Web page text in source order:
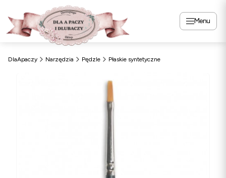
Menu
DlaApaczy Narzędzia Pędzle Płaskie syntetyczne